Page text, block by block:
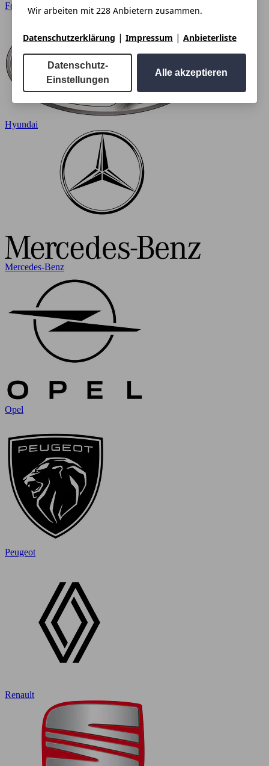
Ford
Hyundai
Mercedes-Benz
Opel
Peugeot
Renault
Wir arbeiten mit 228 Anbietern zusammen.
Datenschutzerklärung | Impressum | Anbieterliste
Datenschutz-
Einstellungen
Alle akzeptieren